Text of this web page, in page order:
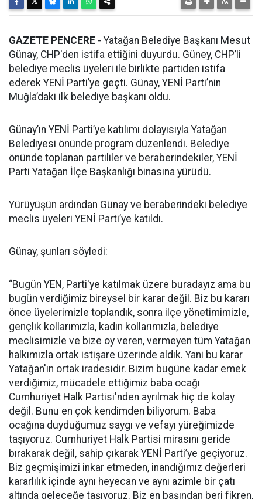
GAZETE PENCERE - Yatağan Belediye Başkanı Mesut
Günay, CHP'den istifa ettiğini duyurdu. Güney, CHP’li
belediye meclis üyeleri ile birlikte partiden istifa
ederek YENİ Parti’ye geçti. Günay, YENİ Parti’nin
Muğla’daki ilk belediye başkanı oldu.
Günay’ın YENİ Parti’ye katılımı dolayısıyla Yatağan
Belediyesi önünde program düzenlendi. Belediye
önünde toplanan partililer ve beraberindekiler, YENİ
Parti Yatağan İlçe Başkanlığı binasına yürüdü.
Yürüyüşün ardından Günay ve beraberindeki belediye
meclis üyeleri YENİ Parti’ye katıldı.
Günay, şunları söyledi:
“Bugün YEN, Parti'ye katılmak üzere buradayız ama bu
bugün verdiğimiz bireysel bir karar değil. Biz bu kararı
önce üyelerimizle toplandık, sonra ilçe yönetimimizle,
gençlik kollarımızla, kadın kollarımızla, belediye
meclisimizle ve bize oy veren, vermeyen tüm Yatağan
halkımızla ortak istişare üzerinde aldık. Yani bu karar
Yatağan'ın ortak iradesidir. Bizim bugüne kadar emek
verdiğimiz, mücadele ettiğimiz baba ocağı
Cumhuriyet Halk Partisi'nden ayrılmak hiç de kolay
değil. Bunu en çok kendimden biliyorum. Baba
ocağına duyduğumuz saygı ve vefayı yüreğimizde
taşıyoruz. Cumhuriyet Halk Partisi mirasını geride
bırakarak değil, sahip çıkarak YENİ Parti’ye geçiyoruz.
Biz geçmişimizi inkar etmeden, inandığımız değerleri
kararlılık içinde aynı heyecan ve aynı azimle bir çatı
altında geleceğe taşıyoruz. Biz en başından beri fikren,